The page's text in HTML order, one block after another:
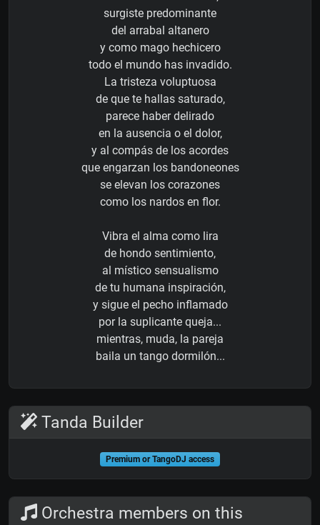
surgiste predominante
del arrabal altanero
y como mago hechicero
todo el mundo has invadido.
La tristeza voluptuosa
de que te hallas saturado,
parece haber delirado
en la ausencia o el dolor,
y al compás de los acordes
que engarzan los bandoneones
se elevan los corazones
como los nardos en flor.
Vibra el alma como lira
de hondo sentimiento,
al místico sensualismo
de tu humana inspiración,
y sigue el pecho inflamado
por la suplicante queja...
mientras, muda, la pareja
baila un tango dormilón...
Tanda Builder
Premium or TangoDJ access
Orchestra members on this